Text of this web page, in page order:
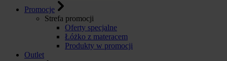
Promocje
Strefa promocji
Oferty specjalne
Łóżko z materacem
Produkty w promocji
Outlet